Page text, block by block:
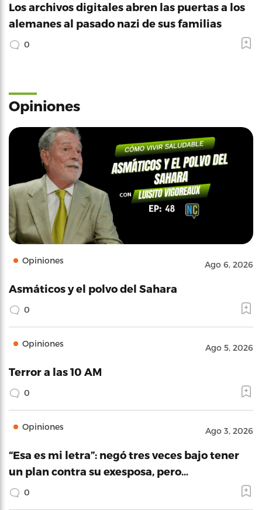
Los archivos digitales abren las puertas a los
alemanes al pasado nazi de sus familias
0
Opiniones
Opiniones Ago 6, 2026
Asmáticos y el polvo del Sahara
0
Opiniones Ago 5, 2026
Terror a las 10 AM
0
Opiniones Ago 3, 2026
“Esa es mi letra”: negó tres veces bajo tener
un plan contra su exesposa, pero…
0